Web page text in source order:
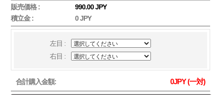
販売価格 :
990.00 JPY
積立金 :
0 JPY
左目 :
右目 :
合計購入金額: 0JPY (一対)